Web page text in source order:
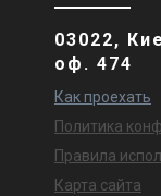
03022,
оф. 474
Как проехать
Политика
Правила
Карта сайта